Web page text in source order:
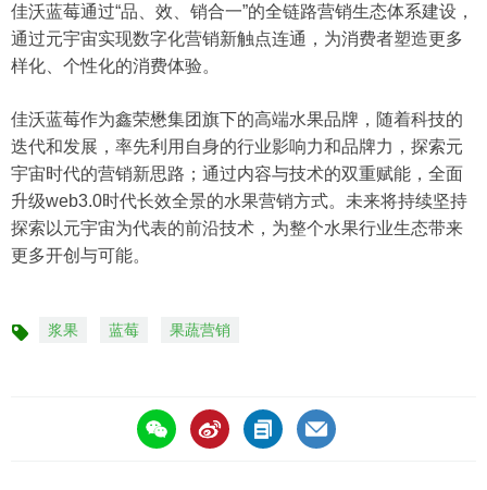
佳沃蓝莓通过“品、效、销合一”的全链路营销生态体系建设，
通过元宇宙实现数字化营销新触点连通，为消费者塑造更多
样化、个性化的消费体验。
佳沃蓝莓作为鑫荣懋集团旗下的高端水果品牌，随着科技的
迭代和发展，率先利用自身的行业影响力和品牌力，探索元
宇宙时代的营销新思路；通过内容与技术的双重赋能，全面
升级web3.0时代长效全景的水果营销方式。未来将持续坚持
探索以元宇宙为代表的前沿技术，为整个水果行业生态带来
更多开创与可能。
标 浆果 蓝莓 果蔬营销